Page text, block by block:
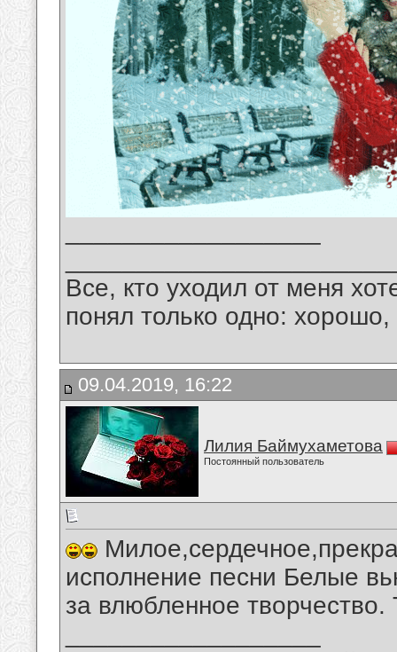
Все, кто уходил от меня
понял только одно:
09.04.2019, 16:22
Лилия Баймухаметова
Постоянный пользователь
исполнение песни Белые
за влюбленное